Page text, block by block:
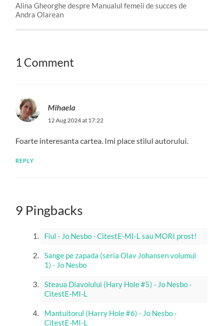
Alina Gheorghe despre Manualul femeii de succes de
Andra Olarean
1 Comment
Mihaela
12 Aug 2024 at 17:22
Foarte interesanta cartea. Imi place stilul autorului.
REPLY
9 Pingbacks
Fiul - Jo Nesbo - CitestE-MI-L sau MORI prost!
Sange pe zapada (seria Olav Johansen volumul
1) - Jo Nesbo
Steaua Diavolului (Hary Hole #5) - Jo Nesbo -
CitestE-MI-L
Mantuitorul (Harry Hole #6) - Jo Nesbo -
CitestE-MI-L